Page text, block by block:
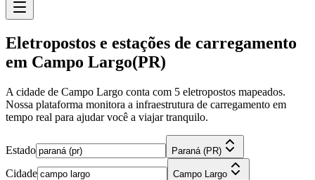
Eletropostos e estações de carregamento
em Campo Largo(PR)
A cidade de Campo Largo conta com 5 eletropostos mapeados.
Nossa plataforma monitora a infraestrutura de carregamento em
tempo real para ajudar você a viajar tranquilo.
Estado Paraná (PR)
Cidade Campo Largo